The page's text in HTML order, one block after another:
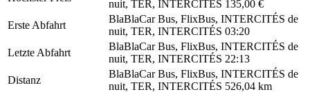
nuit, TER, INTERCITÉS 135,00 €
Erste Abfahrt
BlaBlaCar Bus, FlixBus, INTERCITÉS de
nuit, TER, INTERCITÉS 03:20
Letzte Abfahrt
BlaBlaCar Bus, FlixBus, INTERCITÉS de
nuit, TER, INTERCITÉS 22:13
Distanz
BlaBlaCar Bus, FlixBus, INTERCITÉS de
nuit, TER, INTERCITÉS 526,04 km